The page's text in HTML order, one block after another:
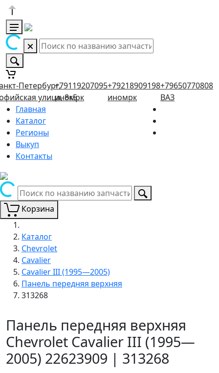
Петербург,
улица, 8к5
+79119207095
иномрк
+79218909198
иномрк
+79650770808
ВАЗ
Главная
Каталог
Регионы
Выкуп
Контакты
Корзина
Каталог
Chevrolet
Cavalier
Cavalier III (1995—2005)
Панель передняя верхняя
313268
Панель передняя верхняя
Chevrolet Cavalier III (1995—
2005) 22623909 | 313268